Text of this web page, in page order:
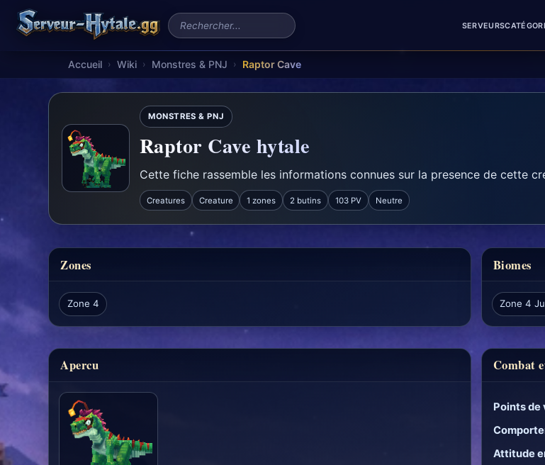
Rechercher un serveur SERVEURS
Accueil › Wiki › Monstres & PNJ › Raptor Cave
MONSTRES & PNJ
Raptor Cave hytale
Cette fiche rassemble les informations connues sur la presence de cette
Creatures Creature 1 zones 2 butins 103 PV Neutre
Zones
Zone 4
Biomes
Zone 4
Apercu Combat
Points de
Attitude